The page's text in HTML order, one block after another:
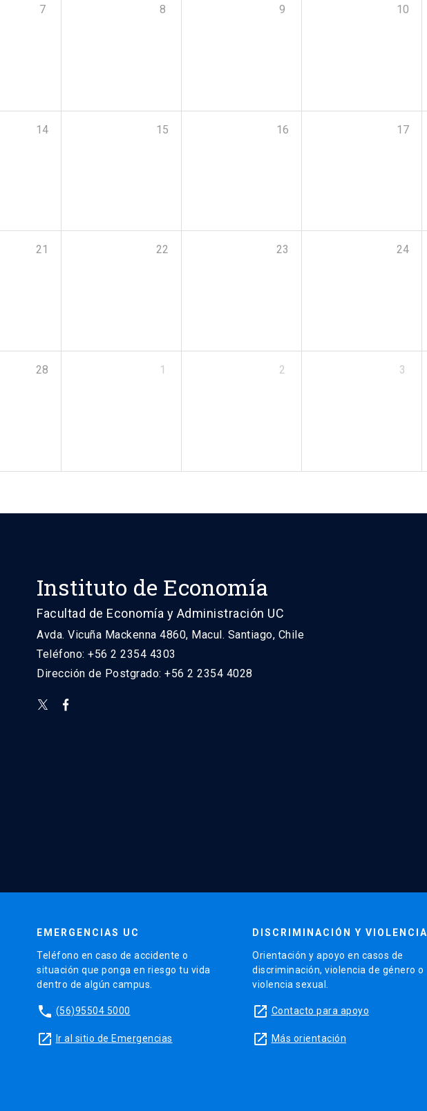
7 8 9 10
14 15 16 17
21 22 23 24
28 1 2 3
Instituto de Economía
Facultad de Economía y Administración UC
Avda. Vicuña Mackenna 4860, Macul. Santiago, Chile
Teléfono: +56 2 2354 4303
Dirección de Postgrado: +56 2 2354 4028
EMERGENCIAS UC
Teléfono en caso de accidente o
situación que ponga en riesgo tu vida
dentro de algún campus.
phone (56)95504 5000
launch Ir al sitio de Emergencias
DISCRIMINACIÓN Y VIOLENCIA
Orientación y apoyo en casos de
discriminación, violencia de género o
violencia sexual.
launch Contacto para apoyo
launch Más orientación